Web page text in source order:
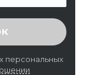
персональных